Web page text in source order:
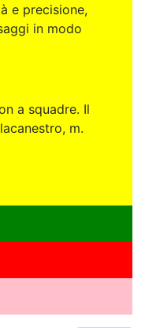
e precisione,
in modo
a squadre. Il
m.